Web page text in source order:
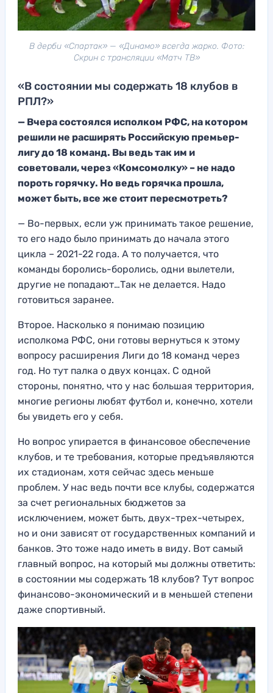
В дерби «Спартак» — «Динамо» всегда жарко. Фото:
Скрин с трансляции «Матч ТВ»
«В состоянии мы содержать 18 клубов в
РПЛ?»
— Вчера состоялся исполком РФС, на котором
решили не расширять Российскую премьер-
лигу до 18 команд. Вы ведь так им и
советовали, через «Комсомолку» – не надо
пороть горячку. Но ведь горячка прошла,
может быть, все же стоит пересмотреть?
— Во-первых, если уж принимать такое решение,
то его надо было принимать до начала этого
цикла – 2021-22 года. А то получается, что
команды боролись-боролись, одни вылетели,
другие не попадают…Так не делается. Надо
готовиться заранее.
Второе. Насколько я понимаю позицию
исполкома РФС, они готовы вернуться к этому
вопросу расширения Лиги до 18 команд через
год. Но тут палка о двух концах. С одной
стороны, понятно, что у нас большая территория,
многие регионы любят футбол и, конечно, хотели
бы увидеть его у себя.
Но вопрос упирается в финансовое обеспечение
клубов, и те требования, которые предъявляются
их стадионам, хотя сейчас здесь меньше
проблем. У нас ведь почти все клубы, содержатся
за счет региональных бюджетов за
исключением, может быть, двух-трех-четырех,
но и они зависят от государственных компаний и
банков. Это тоже надо иметь в виду. Вот самый
главный вопрос, на который мы должны ответить:
в состоянии мы содержать 18 клубов? Тут вопрос
финансово-экономический и в меньшей степени
даже спортивный.